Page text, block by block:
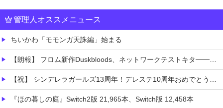
管理人オススメニュース
ちいかわ「モモンガ天誅編」始まる
【朗報】 フロム新作Duskbloods、ネットワークテストキタ━━━━(゜∀゜)━━━━!!
【祝】 シンデレラガールズ13周年！デレステ10周年おめでとう！ガチャ更新SSR八神マキノ・イベントSRイヴ、SR望月聖！
『ほの暮しの庭』Switch2版 21,965本、Switch版 12,458本